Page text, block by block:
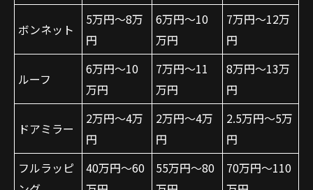
ボンネット
5万円～8万
円
6万円～10
万円
7万円～12万
円
ルーフ
6万円～10
万円
7万円～11
万円
8万円～13万
円
ドアミラー
2万円～4万
円
2万円～4万
円
2.5万円～5万
円
フルラッピ
40万円～60
55万円～80
70万円～110